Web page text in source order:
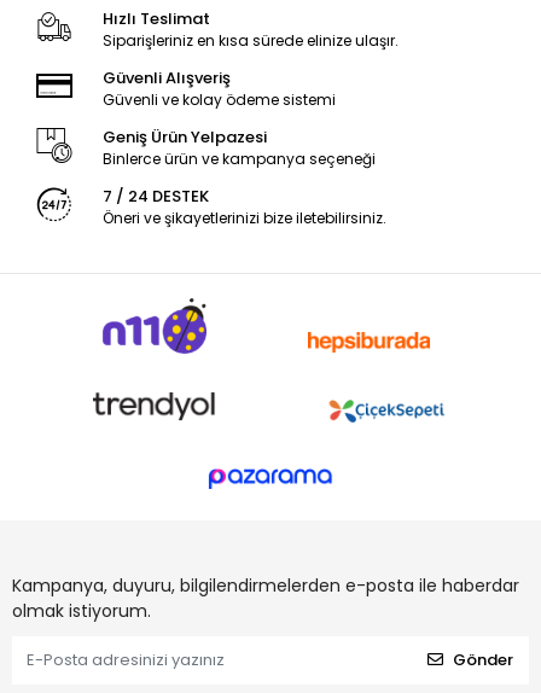
Hızlı Teslimat
Siparişleriniz en kısa sürede elinize ulaşır.
Güvenli Alışveriş
Güvenli ve kolay ödeme sistemi
Geniş Ürün Yelpazesi
Binlerce ürün ve kampanya seçeneği
7 / 24 DESTEK
Öneri ve şikayetlerinizi bize iletebilirsiniz.
Kampanya, duyuru, bilgilendirmelerden e-posta ile haberdar
olmak istiyorum.
Gönder